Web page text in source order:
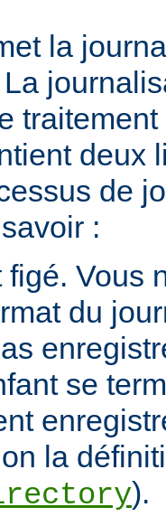
la
deux
de
:
figé. Vous
du
se
la
).